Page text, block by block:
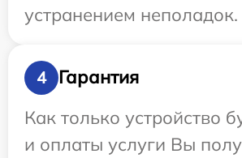
устранением неполадок.
4
Гарантия
Как только устройство
и оплаты услуги Вы